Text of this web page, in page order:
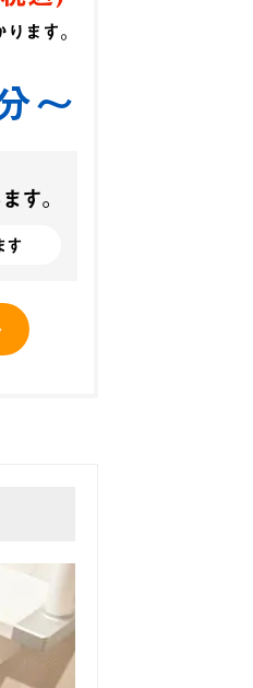
ます。
〜
す。
す